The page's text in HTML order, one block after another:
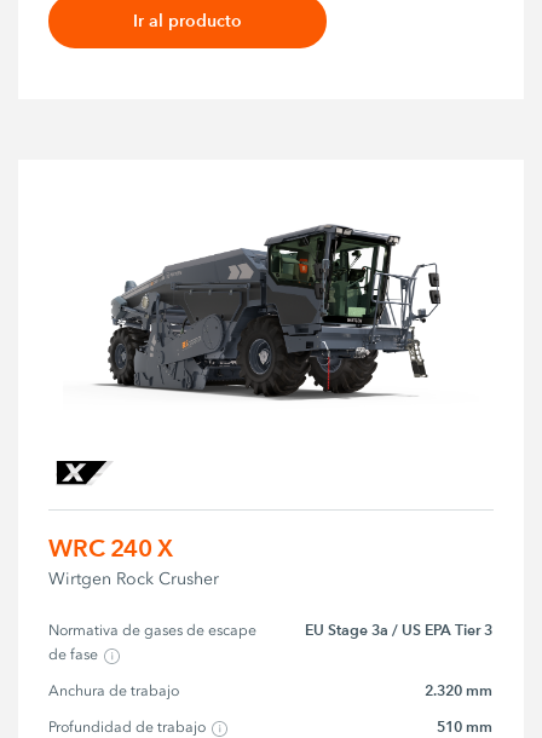
Ir al producto
WRC 240 X
Wirtgen Rock Crusher
Normativa de gases de escape
de fase
EU Stage 3a / US EPA Tier 3
Anchura de trabajo 2.320 mm
Profundidad de trabajo 510 mm